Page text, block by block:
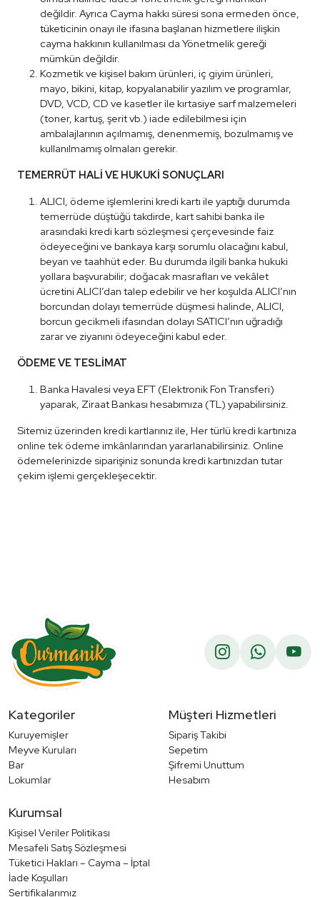
değildir. Ayrıca Cayma hakkı süresi sona ermeden önce,
tüketicinin onayı ile ifasına başlanan hizmetlere ilişkin
cayma hakkının kullanılması da Yönetmelik gereği
mümkün değildir.
Kozmetik ve kişisel bakım ürünleri, iç giyim ürünleri,
mayo, bikini, kitap, kopyalanabilir yazılım ve programlar,
DVD, VCD, CD ve kasetler ile kırtasiye sarf malzemeleri
(toner, kartuş, şerit vb.) iade edilebilmesi için
ambalajlarının açılmamış, denenmemiş, bozulmamış ve
kullanılmamış olmaları gerekir.
TEMERRÜT HALİ VE HUKUKİ SONUÇLARI
ALICI, ödeme işlemlerini kredi kartı ile yaptığı durumda
temerrüde düştüğü takdirde, kart sahibi banka ile
arasındaki kredi kartı sözleşmesi çerçevesinde faiz
ödeyeceğini ve bankaya karşı sorumlu olacağını kabul,
beyan ve taahhüt eder. Bu durumda ilgili banka hukuki
yollara başvurabilir; doğacak masrafları ve vekâlet
ücretini ALICI’dan talep edebilir ve her koşulda ALICI’nın
borcundan dolayı temerrüde düşmesi halinde, ALICI,
borcun gecikmeli ifasından dolayı SATICI’nın uğradığı
zarar ve ziyanını ödeyeceğini kabul eder.
ÖDEME VE TESLİMAT
Banka Havalesi veya EFT (Elektronik Fon Transferi)
yaparak, Ziraat Bankası hesabımıza (TL) yapabilirsiniz.
Sitemiz üzerinden kredi kartlarınız ile, Her türlü kredi kartınıza
online tek ödeme imkânlarından yararlanabilirsiniz. Online
ödemelerinizde siparişiniz sonunda kredi kartınızdan tutar
çekim işlemi gerçekleşecektir.
Kategoriler
Kuruyemişler
Meyve Kuruları
Bar
Lokumlar
Müşteri Hizmetleri
Sipariş Takibi
Sepetim
Şifremi Unuttum
Hesabım
Kurumsal
Kişisel Veriler Politikası
Mesafeli Satış Sözleşmesi
Tüketici Hakları – Cayma – İptal
İade Koşulları
Sertifikalarımız